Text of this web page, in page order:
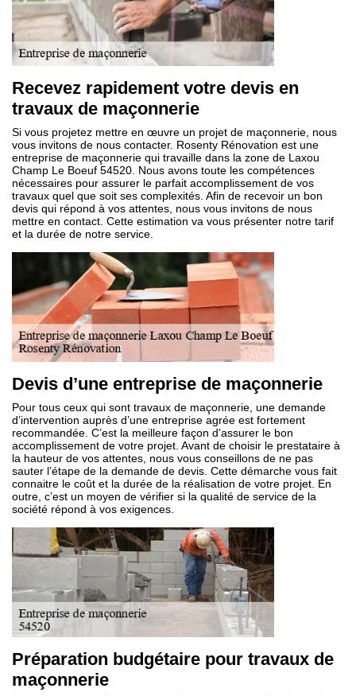
Recevez rapidement votre devis en
travaux de maçonnerie
Si vous projetez mettre en œuvre un projet de maçonnerie, nous
vous invitons de nous contacter. Rosenty Rénovation est une
entreprise de maçonnerie qui travaille dans la zone de Laxou
Champ Le Boeuf 54520. Nous avons toute les compétences
nécessaires pour assurer le parfait accomplissement de vos
travaux quel que soit ses complexités. Afin de recevoir un bon
devis qui répond à vos attentes, nous vous invitons de nous
mettre en contact. Cette estimation va vous présenter notre tarif
et la durée de notre service.
Devis d’une entreprise de maçonnerie
Pour tous ceux qui sont travaux de maçonnerie, une demande
d’intervention auprès d’une entreprise agrée est fortement
recommandée. C’est la meilleure façon d’assurer le bon
accomplissement de votre projet. Avant de choisir le prestataire à
la hauteur de vos attentes, nous vous conseillons de ne pas
sauter l’étape de la demande de devis. Cette démarche vous fait
connaitre le coût et la durée de la réalisation de votre projet. En
outre, c’est un moyen de vérifier si la qualité de service de la
société répond à vos exigences.
Préparation budgétaire pour travaux de
maçonnerie